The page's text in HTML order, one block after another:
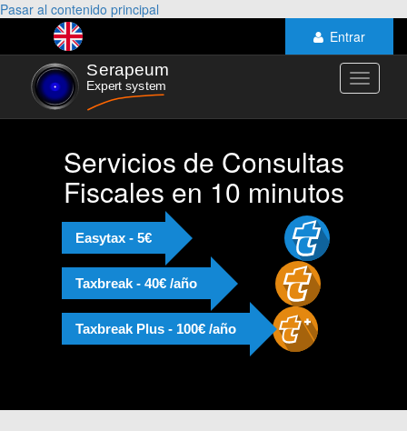
Pasar al contenido principal
Entrar
Toggle
Servicios de Consultas
Fiscales en 10 minutos
Easytax - 5€
Taxbreak - 40€ /año
Taxbreak Plus - 100€ /año